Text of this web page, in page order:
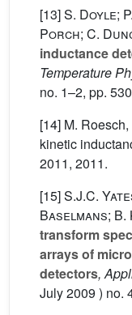
[13]S. Doyle;
Porch; C.
inductance
Temperature
no. 1–2, pp.
[14] M.
kinetic
2011, 2011.
[15]S.J.C.
Baselmans;
transform
arrays of
detectors,
July 2009 ) no.